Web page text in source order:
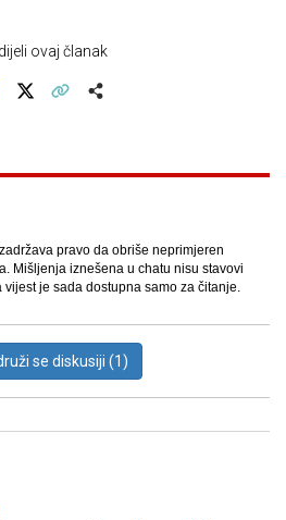
ovaj članak
pravo da obriše neprimjeren
Mišljenja iznešena u chatu nisu stavovi
je sada dostupna samo za čitanje.
se diskusiji (1)